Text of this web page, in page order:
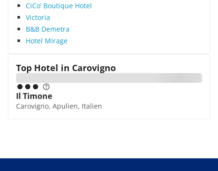
CiCo’ Boutique Hotel
Victoria
B&B Demetra
Hotel Mirage
Top Hotel in Carovigno
Il Timone
Carovigno, Apulien, Italien